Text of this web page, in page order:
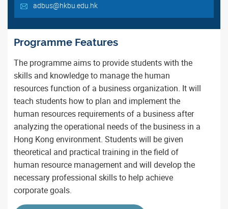
adbus@hkbu.edu.hk
Programme Features
The programme aims to provide students with the
skills and knowledge to manage the human
resources function of a business organization. It will
teach students how to plan and implement the
human resources requirements of a business after
analyzing the operational needs of the business in a
Hong Kong environment. Students will be given
theoretical and practical training in the field of
human resource management and will develop the
necessary professional skills to help achieve
corporate goals.